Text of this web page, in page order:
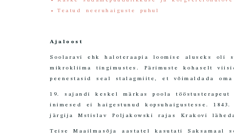
Teatud neeruhaiguste puhul
Ajaloost
Soolaravi ehk haloteraapia loomise aluseks oli
mikrokliima tingimustes. Pärimuste kohaselt
peenestasid seal stalagmiite, et võimaldada
19. sajandi keskel märkas poola
inimesed ei haigestunud kopsuhaigustesse.
järgija Mstislav Poljakowski rajas Krakovi
Teise Maailmasõja aastatel kasutati Saksamaal